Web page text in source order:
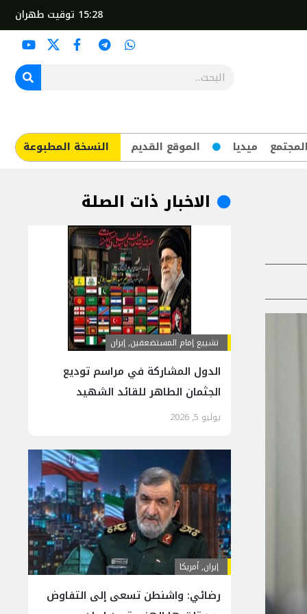
15:28 توقيت طهران
المجتمع ميديا الموقع القديم ​النسخة المطبوعة
الاخبار ذات الصلة
تشييع إمام المستضعفين,إيران
الدول المشاركة في مراسم توديع
الجثمان الطاهر للقائد الشهيد
يوليو 5, 2026
إيران,أمريكا
رضائي: واشنطن تسعى إلى التفاوض